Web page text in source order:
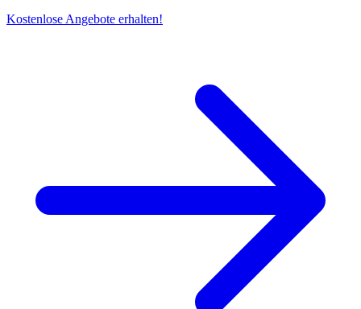
Kostenlose Angebote erhalten!